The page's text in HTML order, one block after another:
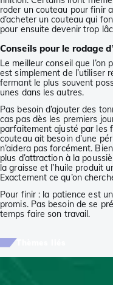
roder un couteau pour finir
d’acheter un couteau qui
pour ensuite devenir trop
Conseils pour le rodage
Le meilleur conseil que l’on
est simplement de l’utiliser
fermant le plus souvent
unes dans les autres.
Pas besoin d’ajouter des
cas pas dès les premiers
parfaitement ajusté par les
couteau ait besoin d’une
n’aidera pas forcément.
plus d’attraction à la
la graisse et l’huile produit
Exactement ce qu’on
Pour finir : la patience est
promis. Pas besoin de se
temps faire son travail.